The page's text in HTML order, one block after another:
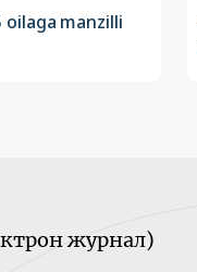
oilaga manzilli
журнал)